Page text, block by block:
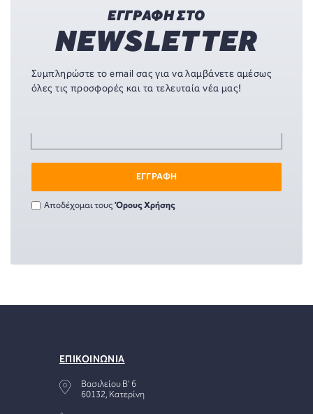
ΕΓΓΡΑΦΗ ΣΤΟ
NEWSLETTER
Συμπληρώστε το email σας για να λαμβάνετε αμέσως
όλες τις προσφορές και τα τελευταία νέα μας!
ΕΓΓΡΑΦΗ
Αποδέχομαι τουςΌρους Χρήσης
ΕΠΙΚΟΙΝΩΝΙΑ
Βασιλείου Β' 6
60132, Κατερίνη